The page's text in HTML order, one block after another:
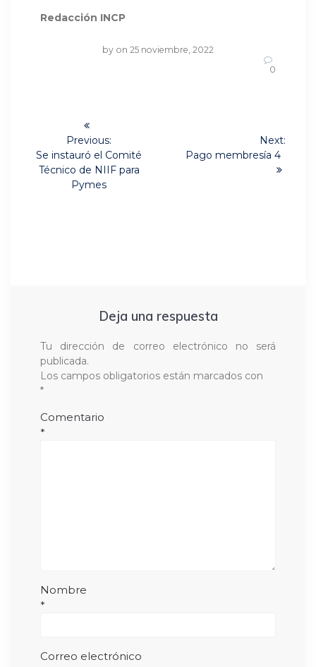
Redacción INCP
by on 25 noviembre, 2022
0
Navegación
entradas
Previous:
Previous
post:
Se instauró el Comité
Técnico de NIIF para
Pymes
Next:
NextPago membresía 4
Deja una respuesta
Tu dirección de correo electrónico no será
publicada.
Los campos obligatorios están marcados con
*
Comentario
*
Nombre
*
Correo electrónico